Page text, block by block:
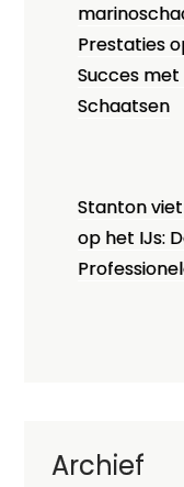
Prestaties
Succes
Schaatsen
Stanton
op het IJs:
Archief